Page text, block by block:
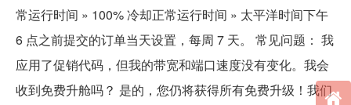
常运行时间 » 100% 冷却正常运行时间 » 太平洋时间下午
6 点之前提交的订单当天设置，每周 7 天。 常见问题： 我
应用了促销代码，但我的带宽和端口速度没有变化。我会
收到免费升舱吗？ 是的，您仍将获得所有免费升级！我们